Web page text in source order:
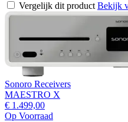
Vergelijk dit product Bekijk
Sonoro Receivers
MAESTRO X
€ 1.499,00
Op Voorraad